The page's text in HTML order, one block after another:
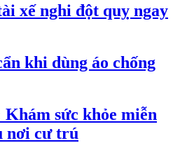
xế nghi đột quỵ ngay
khi dùng áo chống
sức khỏe miễn
nơi cư trú